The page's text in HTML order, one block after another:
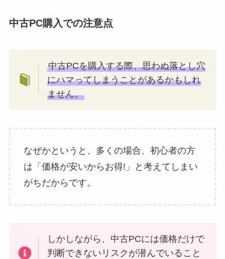
中古PC購入での注意点
中古PCを購入する際、思わぬ落とし穴
にハマってしまうことがあるかもしれ
ません。
なぜかというと、多くの場合、初心者の方
は「価格が安いからお得!」と考えてしまい
がちだからです。
しかしながら、中古PCには価格だけで
判断できないリスクが潜んでいること